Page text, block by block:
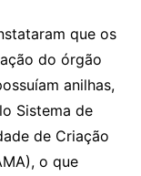
que os
do órgão
anilhas,
Sistema de
de Criação
o que